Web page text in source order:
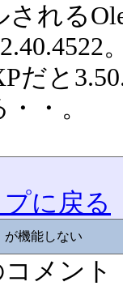
れる
だと
・。
に戻る
が機能しない
メント